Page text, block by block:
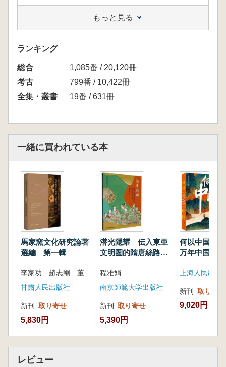
本書に収録された論文は、これまで同様、壁
画・墓葬・仏塔などを対象としてシルクロード
に広げています。たとえば、シルクロードと雅
学の発展・伝播の関係、西方音楽が楽府文体の
変遷に及ぼした影響といった新たな視点も取り
もっと見る
ランキング
総合
1,085番 / 20,120冊
考古
799番 / 10,422冊
全集・叢書
19番 / 631冊
一緒に買われている本
馬家窯文化研究論著
選編 第一輯
李家功 趙志剛 董佩東 主編 甘粛臨洮馬家窯文化研究院 編
甘粛人民出版社
新刊 取り寄せ
5,830円
潜光隠耀 伝入東亜
文明圏的隋唐絲路芸
程雅娟
南京師範大学出版社
新刊 取り寄せ
5,390円
何以中国 考
万年中国史
上海人民出版
新刊 取り寄せ
9,020円
レビュー